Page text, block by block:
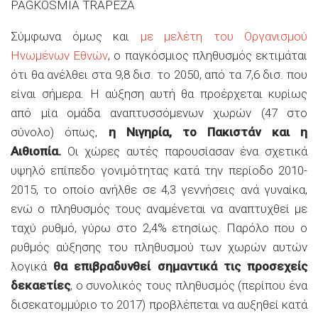
PAGKOSMIA TRAPEZA
Σύμφωνα όμως και με μελέτη του Οργανισμού
Ηνωμένων Εθνών, ο παγκόσμιος πληθυσμός εκτιμάται
ότι θα ανέλθει στα 9,8 δισ. το 2050, από τα 7,6 δισ. που
είναι σήμερα. Η αύξηση αυτή θα προέρχεται κυρίως
από μία ομάδα αναπτυσσόμενων χωρών (47 στο
σύνολο) όπως, η Νιγηρία, το Πακιστάν και η
Αιθιοπία. Οι χώρες αυτές παρουσίασαν ένα σχετικά
υψηλό επίπεδο γονιμότητας κατά την περίοδο 2010-
2015, το οποίο ανήλθε σε 4,3 γεννήσεις ανά γυναίκα,
ενώ ο πληθυσμός τους αναμένεται να αναπτυχθεί με
ταχύ ρυθμό, γύρω στο 2,4% ετησίως. Παρόλο που ο
ρυθμός αύξησης του πληθυσμού των χωρών αυτών
λογικάθα επιβραδυνθεί σημαντικά τις προσεχείς
δεκαετίες, ο συνολικός τους πληθυσμός (περίπου ένα
δισεκατομμύριο το 2017) προβλέπεται να αυξηθεί κατά